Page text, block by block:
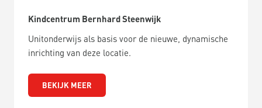
Kindcentrum Bernhard Steenwijk
Unitonderwijs als basis voor de nieuwe, dynamische
inrichting van deze locatie.
BEKIJK MEER